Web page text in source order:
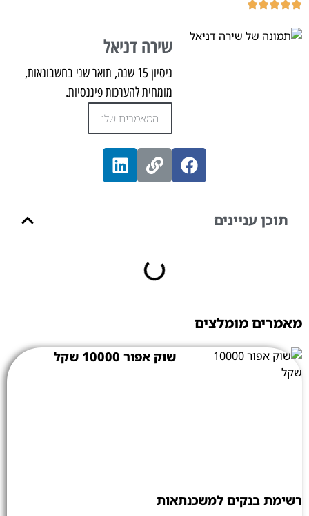
שירה דניאל
ניסיון 15 שנה, תואר שני בחשבונאות,
מומחית להערכות פיננסיות.
המאמרים שלי
תוכן עניינים
מאמרים מומלצים
שוק אפור 10000 שקל
רשימת בנקים למשכנתאות